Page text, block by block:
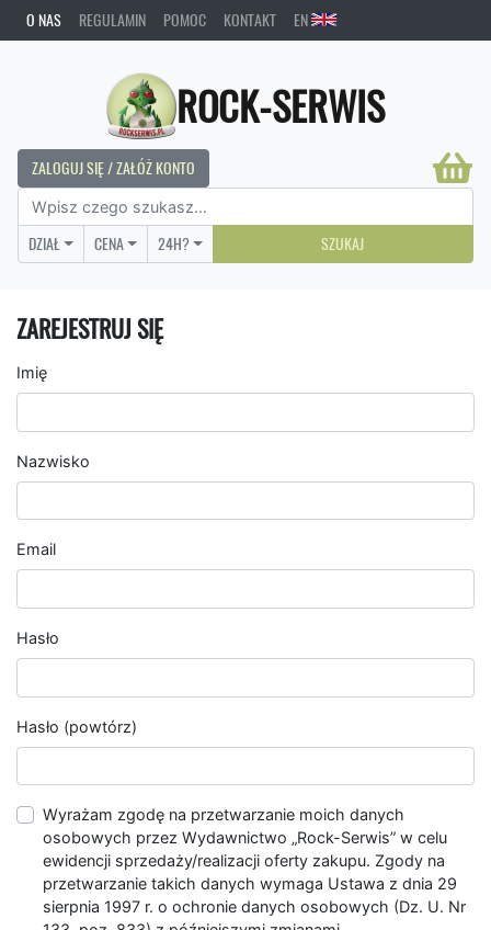
O NAS REGULAMIN POMOC KONTAKT EN
ROCK-SERWIS
ZALOGUJ SIĘ / ZAŁÓŻ KONTO
DZIAŁ CENA 24H? SZUKAJ
ZAREJESTRUJ SIĘ
Imię
Nazwisko
Email
Hasło
Hasło (powtórz)
Wyrażam zgodę na przetwarzanie moich danych
osobowych przez Wydawnictwo „Rock-Serwis” w celu
ewidencji sprzedaży/realizacji oferty zakupu. Zgody na
przetwarzanie takich danych wymaga Ustawa z dnia 29
sierpnia 1997 r. o ochronie danych osobowych (Dz. U. Nr